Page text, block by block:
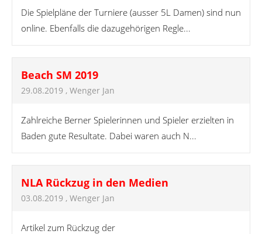
Die Spielpläne der Turniere (ausser 5L Damen) sind nun
online. Ebenfalls die dazugehörigen Regle...
Beach SM 2019
29.08.2019 , Wenger Jan
Zahlreiche Berner Spielerinnen und Spieler erzielten in
Baden gute Resultate. Dabei waren auch N...
NLA Rückzug in den Medien
03.08.2019 , Wenger Jan
Artikel zum Rückzug der